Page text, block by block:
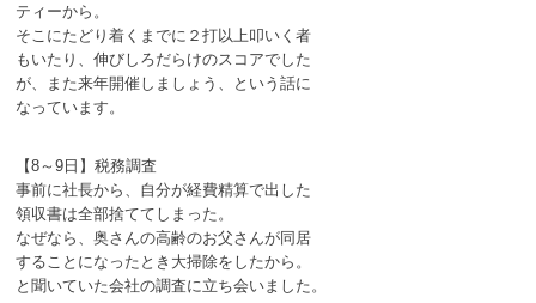
ティーから。
そこにたどり着くまでに２打以上叩いく者
もいたり、伸びしろだらけのスコアでした
が、また来年開催しましょう、という話に
なっています。
【8～9日】税務調査
事前に社長から、自分が経費精算で出した
領収書は全部捨ててしまった。
なぜなら、奥さんの高齢のお父さんが同居
することになったとき大掃除をしたから。
と聞いていた会社の調査に立ち会いました。